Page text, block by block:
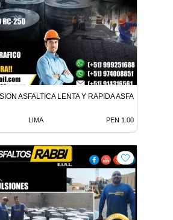
ASFALTICA LENTA Y RAPIDA ASFALTO EN
LIMA PEN 1.00